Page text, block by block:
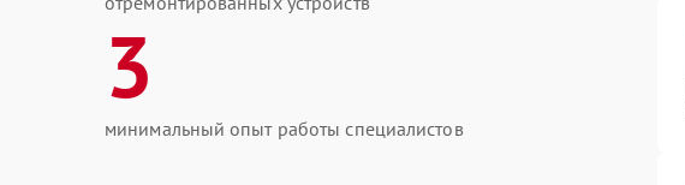
3
минимальный опыт работы специалистов